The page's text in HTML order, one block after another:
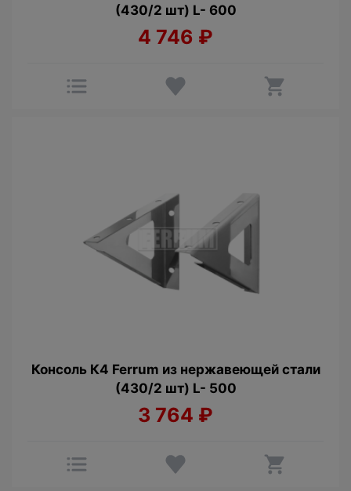
(430/2 шт) L- 600
4 746 ₽
Консоль К4 Ferrum из нержавеющей стали
(430/2 шт) L- 500
3 764 ₽